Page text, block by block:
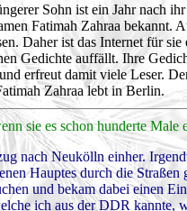
Sohn ist ein Jahr nach
Fatimah Zahraa bekannt.
Daher ist das Internet für
Gedichte auffällt. Ihre
erfreut damit viele Leser.
Zahraa lebt in Berlin.
sie es schon hunderte
nach Neukölln einher.
Hauptes durch die
und bekam dabei einen
ich aus der DDR kannte,